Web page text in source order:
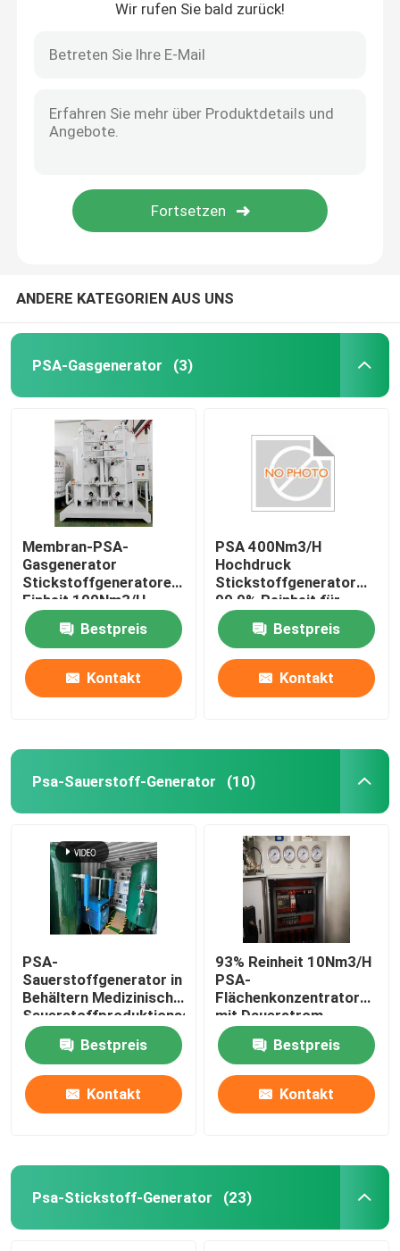
Produkte
Wir rufen Sie bald zurück!
ANDERE KATEGORIEN AUS UNS
PSA-Gasgenerator (3)
Membran-PSA-
Gasgenerator
Stickstoffgeneratoren
Einheit 100Nm3/H,
Reinheit 99,9%
Bestpreis
Kontakt
PSA 400Nm3/H
Hochdruck
Stickstoffgenerator
99,9% Reinheit für
Lebensmittel,
Metallurgie, Chemie
Bestpreis
Kontakt
Psa-Sauerstoff-Generator (10)
PSA-
Sauerstoffgenerator in
Behältern Medizinische
Sauerstoffproduktionsanlage
Krankenhaus
Bestpreis
Kontakt
93% Reinheit 10Nm3/H
PSA-
Flächenkonzentrator
mit Dauerstrom
Bestpreis
Kontakt
Psa-Stickstoff-Generator (23)